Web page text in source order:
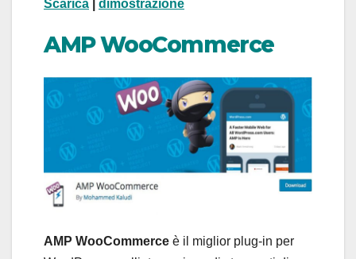
Scarica dimostrazione
AMP WooCommerce
AMP WooCommerce è il miglior plug-in per